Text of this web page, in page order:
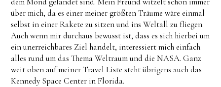
über mich, da es einer meiner größten Träume wäre einmal
selbst in einer Rakete zu sitzen und ins Weltall zu fliegen.
Auch wenn mir durchaus bewusst ist, dass es sich hierbei um
ein unerreichbares Ziel handelt, interessiert mich einfach
alles rund um das Thema Weltraum und die NASA. Ganz
weit oben auf meiner Travel Liste steht übrigens auch das
Kennedy Space Center in Florida.